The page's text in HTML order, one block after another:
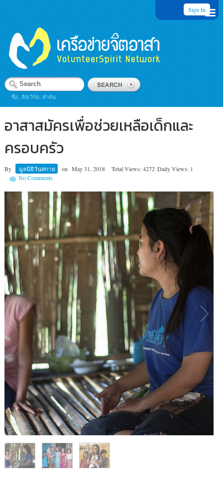
Sign In
ชื่อ, คีย์เวิร์ด, คำค้น
อาสาสมัครเพื่อช่วยเหลือเด็กและ
ครอบครัว
By มูลนิธิวันสกาย on May 31, 2018 Total Views: 4272 Daily Views: 1
No Comments
1/3